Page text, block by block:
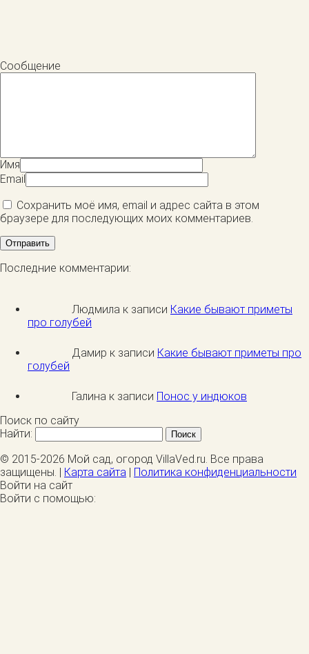
Сообщение
Имя
Email
Сохранить моё имя, email и адрес сайта в этом
браузере для последующих моих комментариев.
Последние комментарии:
Людмила к записи Какие бывают приметы
про голубей
Дамир к записи Какие бывают приметы про
голубей
Галина к записи Понос у индюков
Поиск по сайту
Найти:
© 2015-2026 Мой сад, огород VillaVed.ru. Все права
защищены. | Карта сайта | Политика конфиденциальности
Войти на сайт
Войти с помощью: